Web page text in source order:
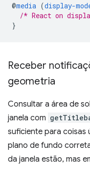
@media (display-
/* React on
}
Receber
geometria
Consultar a área de
janela com
suficiente para coisas
plano de fundo
da janela estão, mas